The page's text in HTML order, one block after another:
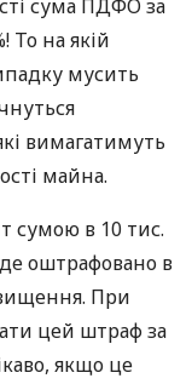
сума ПДФО за
То на якій
мусить
вимагатимуть
майна.
сумою в 10 тис.
оштрафовано в
При
цей штраф за
якщо це